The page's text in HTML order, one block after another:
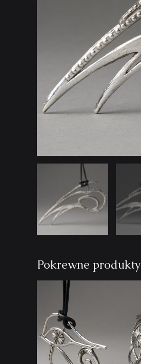
Pokrewne produkty